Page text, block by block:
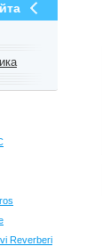
Reverberi